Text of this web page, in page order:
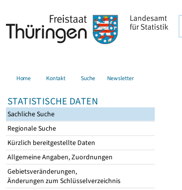
Home Kontakt Suche Newsletter
STATISTISCHE DATEN
Sachliche Suche
Regionale Suche
Kürzlich bereitgestellte Daten
Allgemeine Angaben, Zuordnungen
Gebietsveränderungen,
Änderungen zum Schlüsselverzeichnis